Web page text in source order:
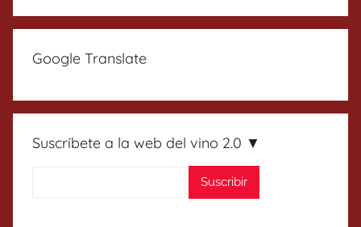
Google Translate
Suscríbete a la web del vino 2.0 ▼